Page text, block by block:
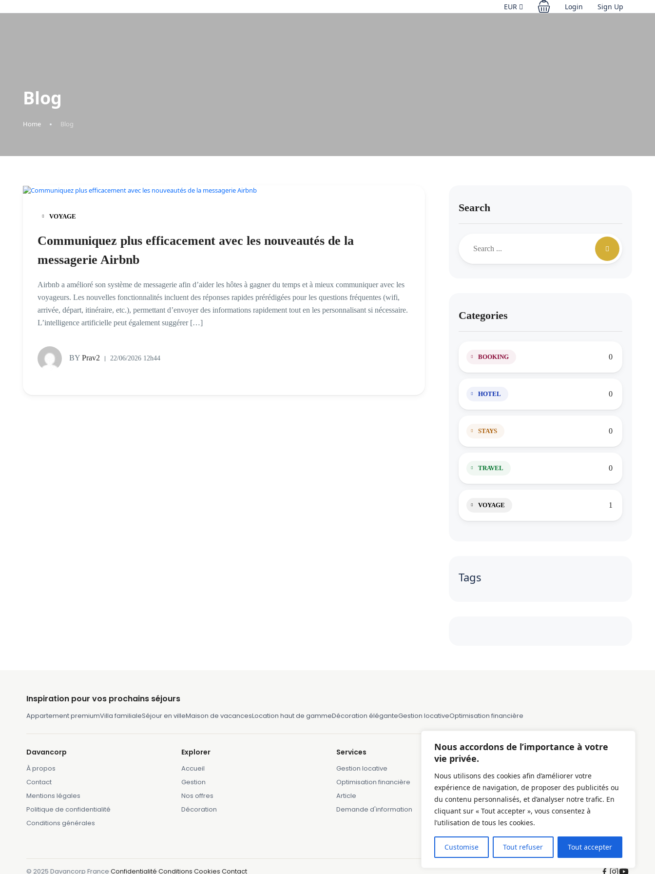
Nous accordons de l’importance à votre
vie privée.
Nous utilisons des cookies afin d’améliorer votre
expérience de navigation, de proposer des publicités ou
du contenu personnalisés, et d’analyser notre trafic. En
cliquant sur « Tout accepter », vous consentez à
l’utilisation de tous les cookies.
Customise Tout refuser Tout accepter
EUR Login Sign Up
Blog
Home Blog
VOYAGE
Communiquez plus efficacement avec les nouveautés de la
messagerie Airbnb
Airbnb a amélioré son système de messagerie afin d’aider les hôtes à gagner du temps et à mieux communiquer avec les
voyageurs. Les nouvelles fonctionnalités incluent des réponses rapides prérédigées pour les questions fréquentes (wifi,
arrivée, départ, itinéraire, etc.), permettant d’envoyer des informations rapidement tout en les personnalisant si nécessaire.
L’intelligence artificielle peut également suggérer […]
BY Prav2 22/06/2026 12h44
Search
Categories
BOOKING 0
HOTEL 0
STAYS 0
TRAVEL 0
VOYAGE 1
Tags
Inspiration pour vos prochains séjours
Appartement premiumVilla familialeSéjour en villeMaison de vacancesLocation haut de gammeDécoration éléganteGestion locativeOptimisation financière
Davancorp
À propos
Contact
Mentions légales
Politique de confidentialité
Conditions générales
Explorer
Accueil
Gestion
Nos offres
Décoration
Services
Gestion locative
Optimisation financière
Article
Demande d'information
France
Lille
Montpellier
Bordeaux
Toulose
© 2025 Davancorp France·Confidentialité·Conditions·Cookies·Contact